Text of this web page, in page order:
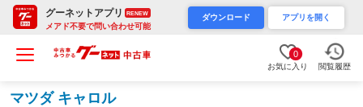
グーネットアプリ RENEW
メアド不要で問い合わせ可能
ダウンロード アプリを開く
0
お気に入り 閲覧履歴
マツダ キャロル